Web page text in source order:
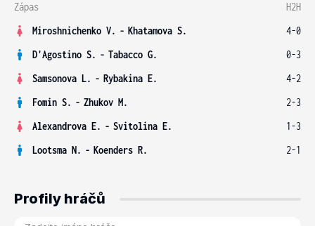
Zápas
H2H
Miroshnichenko V. - Khatamova S.
4-0
D'Agostino S. - Tabacco G.
0-3
Samsonova L. - Rybakina E.
4-2
Fomin S. - Zhukov M.
2-3
Alexandrova E. - Svitolina E.
1-3
Lootsma N. - Koenders R. 2-1
Profily hráčů